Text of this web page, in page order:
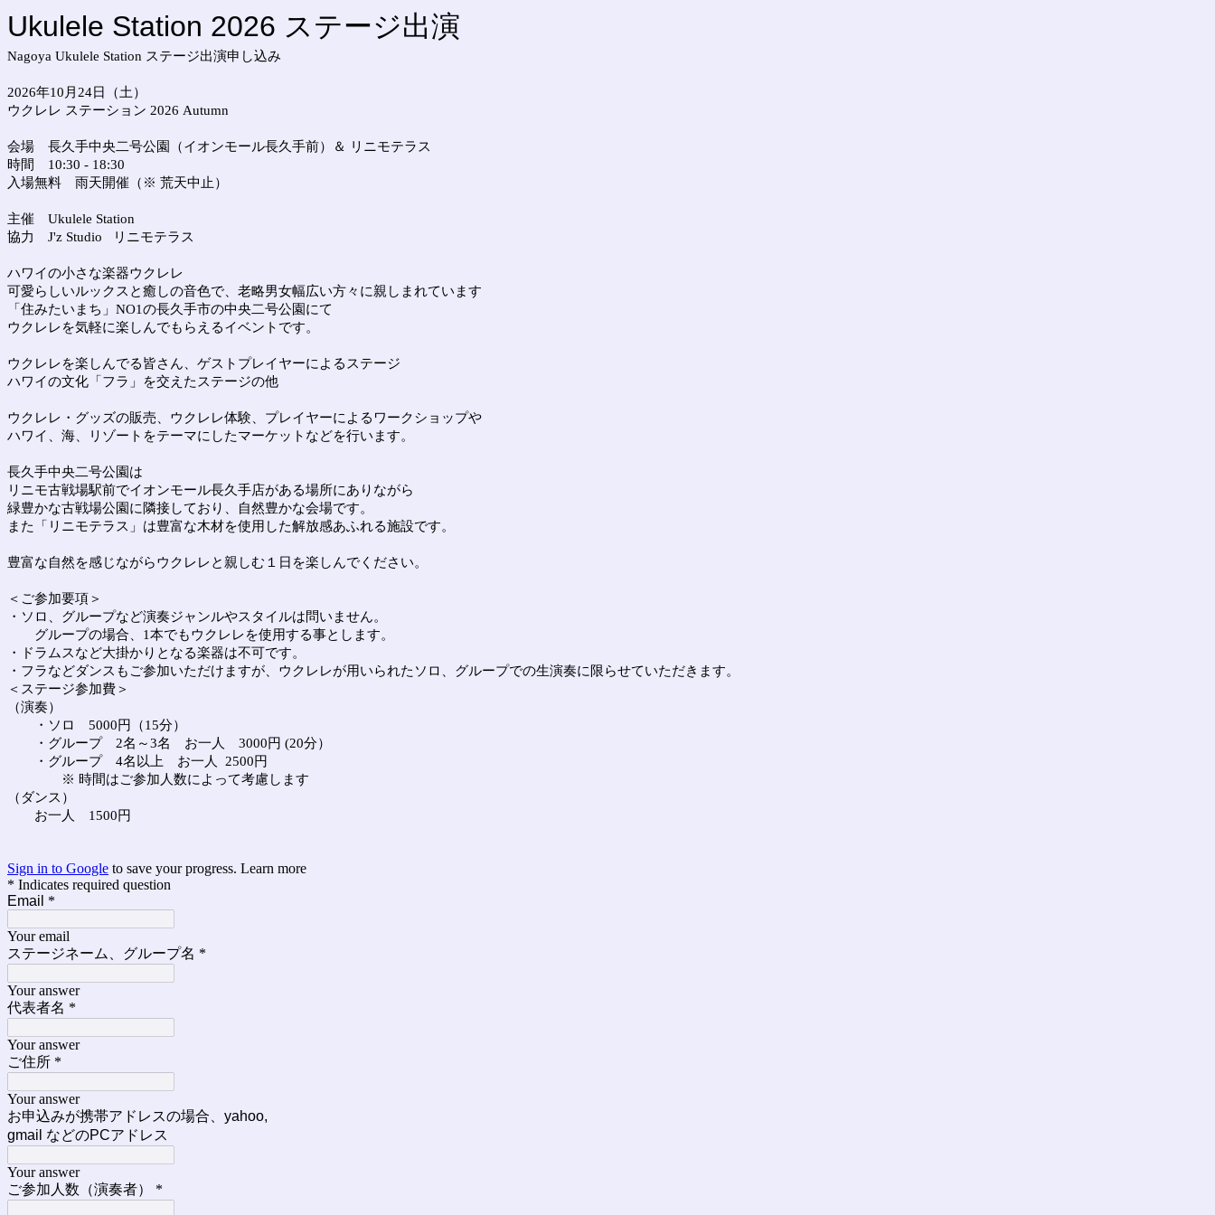
Ukulele Station 2026 ステージ出演
Nagoya Ukulele Station ステージ出演申し込み
2026年10月24日（土）
ウクレレ ステーション 2026 Autumn
会場 長久手中央二号公園（イオンモール長久手前）＆ リニモテラス
時間 10:30 - 18:30
入場無料 雨天開催（※ 荒天中止）
主催 Ukulele Station
協力 J'z Studio リニモテラス
ハワイの小さな楽器ウクレレ
可愛らしいルックスと癒しの音色で、老略男女幅広い方々に親しまれています
「住みたいまち」NO1の長久手市の中央二号公園にて
ウクレレを気軽に楽しんでもらえるイベントです。
ウクレレを楽しんでる皆さん、ゲストプレイヤーによるステージ
ハワイの文化「フラ」を交えたステージの他
ウクレレ・グッズの販売、ウクレレ体験、プレイヤーによるワークショップや
ハワイ、海、リゾートをテーマにしたマーケットなどを行います。
長久手中央二号公園は
リニモ古戦場駅前でイオンモール長久手店がある場所にありながら
緑豊かな古戦場公園に隣接しており、自然豊かな会場です。
また「リニモテラス」は豊富な木材を使用した解放感あふれる施設です。
豊富な自然を感じながらウクレレと親しむ１日を楽しんでください。
＜ご参加要項＞
・ソロ、グループなど演奏ジャンルやスタイルは問いません。
グループの場合、1本でもウクレレを使用する事とします。
・ドラムスなど大掛かりとなる楽器は不可です。
・フラなどダンスもご参加いただけますが、 ウクレレが用いられたソロ、グループでの生演奏に限らせていただきます。
＜ステージ参加費＞
（演奏）
・ソロ 5000円（15分）
・グループ 2名～3名 お一人 3000円 (20分）
・グループ 4名以上 お一人 2500円
※ 時間はご参加人数によって考慮します
（ダンス）
お一人 1500円
Sign in to Google to save your progress. Learn more
* Indicates required question
Email *
Your email
ステージネーム、グループ名 *
Your answer
代表者名 *
Your answer
ご住所 *
Your answer
お申込みが携帯アドレスの場合、yahoo,
gmail などのPCアドレス
Your answer
ご参加人数（演奏者）
*